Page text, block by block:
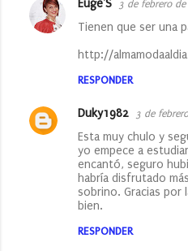
Euge'S 3 de febrero
Tienen que ser una
http://
RESPONDER
Duky1982 3 de
Esta muy chulo y
yo empece a
encantó, seguro
habría disfrutado
sobrino. Gracias por
bien.
RESPONDER